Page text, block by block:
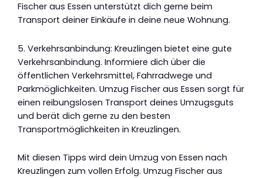
Fischer aus Essen unterstützt dich gerne beim
Transport deiner Einkäufe in deine neue Wohnung.
5. Verkehrsanbindung: Kreuzlingen bietet eine gute
Verkehrsanbindung. Informiere dich über die
öffentlichen Verkehrsmittel, Fahrradwege und
Parkmöglichkeiten. Umzug Fischer aus Essen sorgt für
einen reibungslosen Transport deines Umzugsguts
und berät dich gerne zu den besten
Transportmöglichkeiten in Kreuzlingen.
Mit diesen Tipps wird dein Umzug von Essen nach
Kreuzlingen zum vollen Erfolg. Umzug Fischer aus